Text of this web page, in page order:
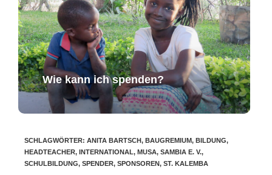
Wie kann ich spenden?
SCHLAGWÖRTER: ANITA BARTSCH, BAUGREMIUM, BILDUNG,
HEADTEACHER, INTERNATIONAL, MUSA, SAMBIA E. V.,
SCHULBILDUNG, SPENDER, SPONSOREN, ST. KALEMBA